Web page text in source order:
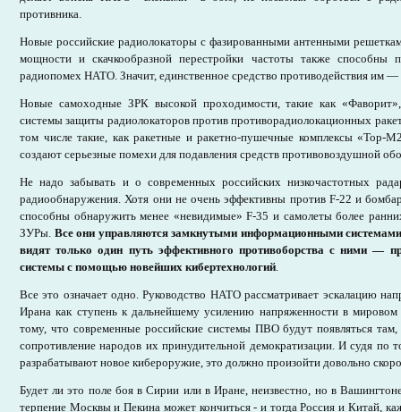
противника.
Новые российские радиолокаторы с фазированными антенными
мощности и скачкообразной перестройки частоты также способны
радиопомех НАТО. Значит, единственное средство противодействия им —
Новые самоходные ЗРК высокой проходимости, такие как
системы защиты радиолокаторов против противорадиолокационных
том числе такие, как ракетные и ракетно-пушечные комплексы «Тор-
создают серьезные помехи для подавления средств противовоздушной
Не надо забывать и о современных российских низкочастотных
радиообнаружения. Хотя они не очень эффективны против F-22 и
способны обнаружить менее «невидимые» F-35 и самолеты более
ЗУРы. Все они управляются замкнутыми информационными
видят только один путь эффективного противоборства с ними —
системы с помощью новейших кибертехнологий.
Все это означает одно. Руководство НАТО рассматривает эскалацию
Ирана как ступень к дальнейшему усилению напряженности в
тому, что современные российские системы ПВО будут появляться там,
сопротивление народов их принудительной демократизации. И судя
разрабатывают новое кибероружие, это должно произойти довольно
Будет ли это поле боя в Сирии или в Иране, неизвестно, но в
терпение Москвы и Пекина может кончиться - и тогда Россия и Китай,